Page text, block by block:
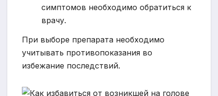
симптомов необходимо обратиться к
врачу.
При выборе препарата необходимо
учитывать противопоказания во
избежание последствий.